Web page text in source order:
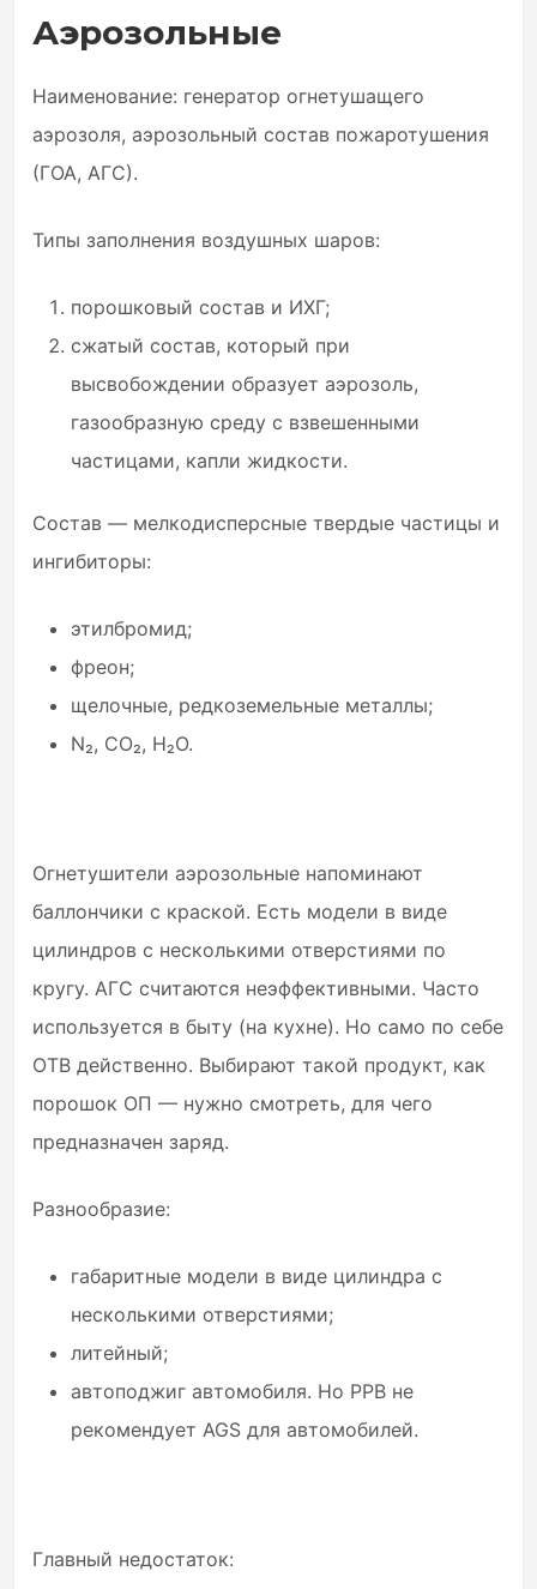
Аэрозольные
Наименование: генератор огнетушащего
аэрозоля, аэрозольный состав пожаротушения
(ГОА, АГС).
Типы заполнения воздушных шаров:
порошковый состав и ИХГ;
сжатый состав, который при
высвобождении образует аэрозоль,
газообразную среду с взвешенными
частицами, капли жидкости.
Состав — мелкодисперсные твердые частицы и
ингибиторы:
этилбромид;
фреон;
щелочные, редкоземельные металлы;
N₂, CO₂, H₂O.
Огнетушители аэрозольные напоминают
баллончики с краской. Есть модели в виде
цилиндров с несколькими отверстиями по
кругу. АГС считаются неэффективными. Часто
используется в быту (на кухне). Но само по себе
ОТВ действенно. Выбирают такой продукт, как
порошок ОП — нужно смотреть, для чего
предназначен заряд.
Разнообразие:
габаритные модели в виде цилиндра с
несколькими отверстиями;
литейный;
автоподжиг автомобиля. Но PPB не
рекомендует AGS для автомобилей.
Главный недостаток: